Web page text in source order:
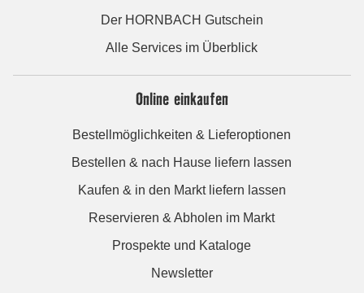
Der HORNBACH Gutschein
Alle Services im Überblick
Online einkaufen
Bestellmöglichkeiten & Lieferoptionen
Bestellen & nach Hause liefern lassen
Kaufen & in den Markt liefern lassen
Reservieren & Abholen im Markt
Prospekte und Kataloge
Newsletter